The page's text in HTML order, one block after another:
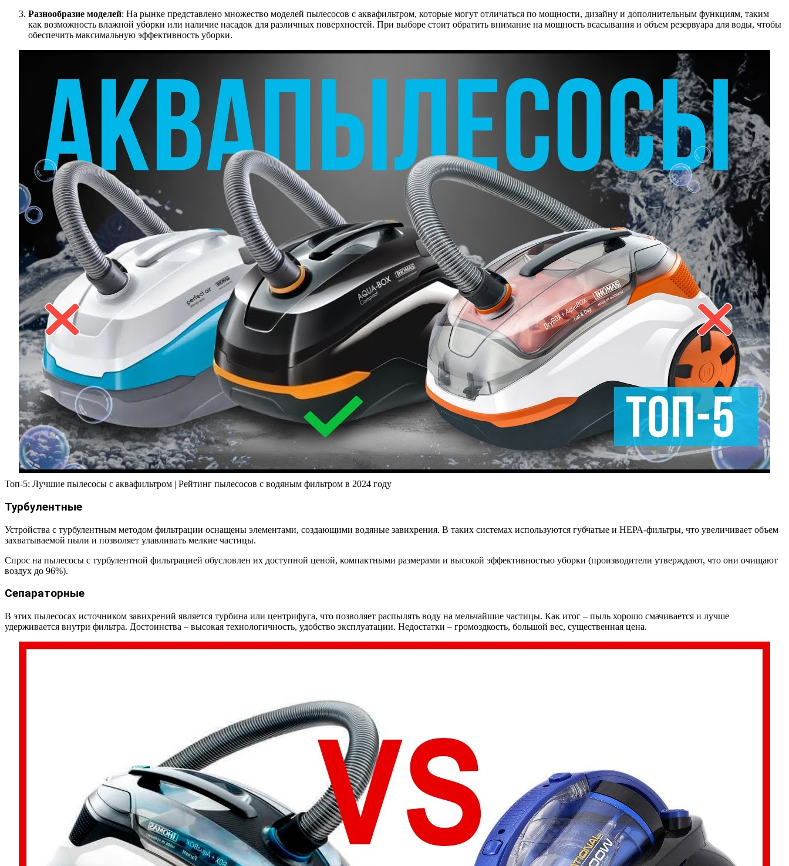
Разнообразие моделей: На рынке представлено множество моделей пылесосов с аквафильтром, которые могут отличаться по мощности, дизайну и дополнительным функциям, таким
как возможность влажной уборки или наличие насадок для различных поверхностей. При выборе стоит обратить внимание на мощность всасывания и объем резервуара для воды, чтобы
обеспечить максимальную эффективность уборки.
Топ-5: Лучшие пылесосы с аквафильтром | Рейтинг пылесосов с водяным фильтром в 2024 году
Турбулентные
Устройства с турбулентным методом фильтрации оснащены элементами, создающими водяные завихрения. В таких системах используются губчатые и НЕРА-фильтры, что увеличивает объем
захватываемой пыли и позволяет улавливать мелкие частицы.
Спрос на пылесосы с турбулентной фильтрацией обусловлен их доступной ценой, компактными размерами и высокой эффективностью уборки (производители утверждают, что они очищают
воздух до 96%).
Сепараторные
В этих пылесосах источником завихрений является турбина или центрифуга, что позволяет распылять воду на мельчайшие частицы. Как итог – пыль хорошо смачивается и лучше
удерживается внутри фильтра. Достоинства – высокая технологичность, удобство эксплуатации. Недостатки – громоздкость, большой вес, существенная цена.